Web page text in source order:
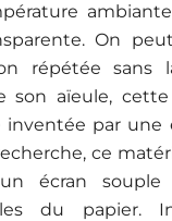
On
répétée sans
son aïeule,
inventée par une
ce
écran souple
du papier.